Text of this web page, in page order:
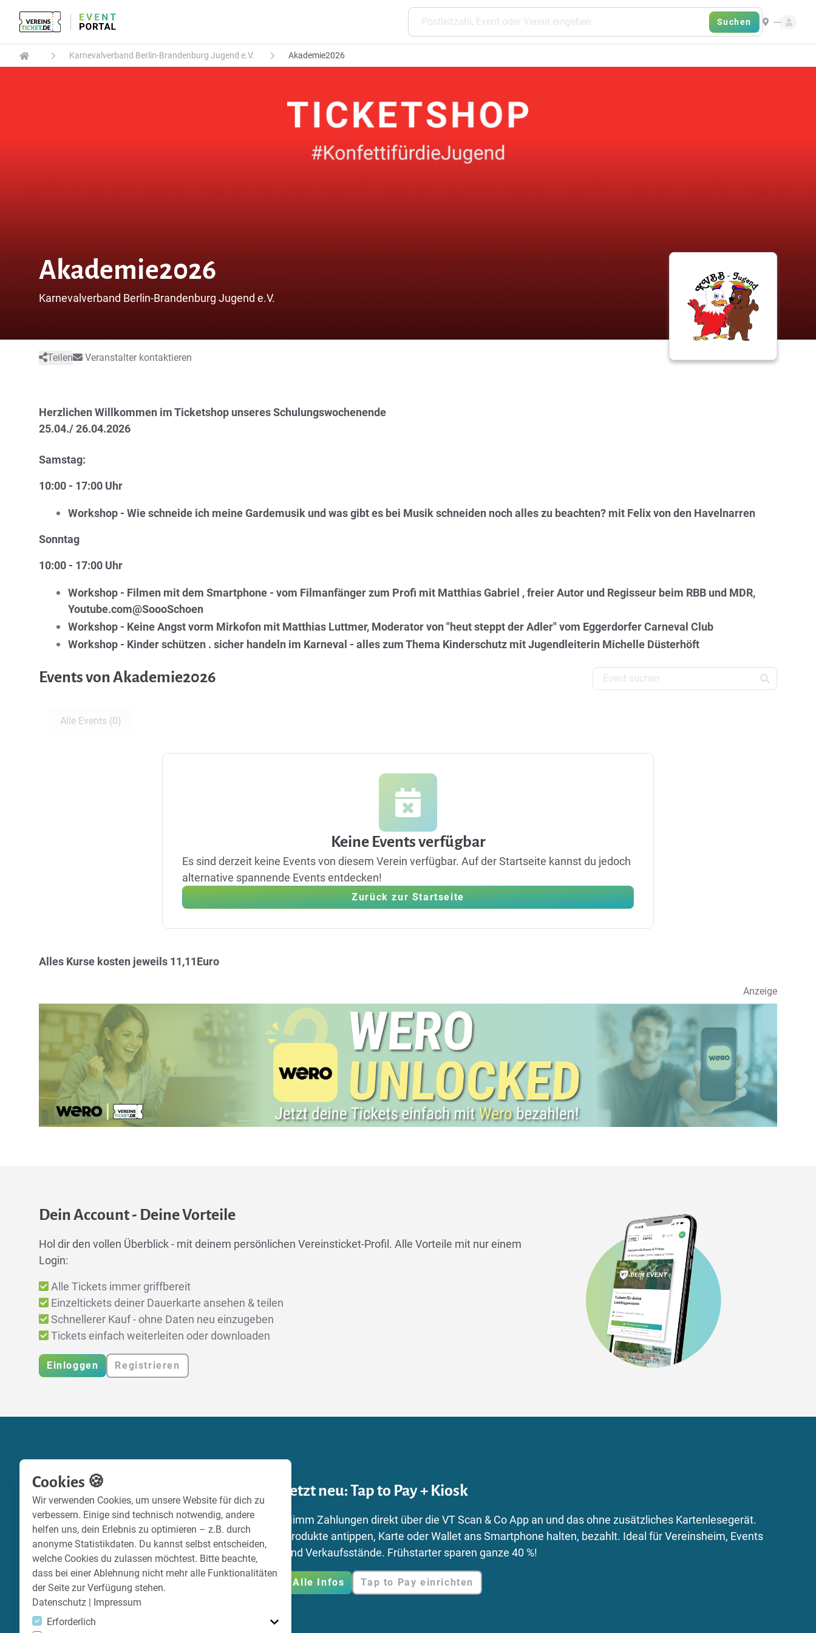
Suchen ---
Karnevalverband Berlin-Brandenburg Jugend e.V. Akademie2026
Akademie2026
Karnevalverband Berlin-Brandenburg Jugend e.V.
Teilen Veranstalter kontaktieren
Herzlichen Willkommen im Ticketshop unseres Schulungswochenende
25.04./ 26.04.2026
Samstag:
10:00 - 17:00 Uhr
Workshop - Wie schneide ich meine Gardemusik und was gibt es bei Musik schneiden noch alles zu beachten? mit Felix von den Havelnarren
Sonntag
10:00 - 17:00 Uhr
Workshop - Filmen mit dem Smartphone - vom Filmanfänger zum Profi mit Matthias Gabriel , freier Autor und Regisseur beim RBB und MDR,
Youtube.com@SoooSchoen
Workshop - Keine Angst vorm Mirkofon mit Matthias Luttmer, Moderator von "heut steppt der Adler" vom Eggerdorfer Carneval Club
Workshop - Kinder schützen . sicher handeln im Karneval - alles zum Thema Kinderschutz mit Jugendleiterin Michelle Düsterhöft
Events von Akademie2026
Alle Events (0)
Keine Events verfügbar
Es sind derzeit keine Events von diesem Verein verfügbar. Auf der Startseite kannst du jedoch
alternative spannende Events entdecken!
Zurück zur Startseite
Alles Kurse kosten jeweils 11,11Euro
Anzeige
Dein Account - Deine Vorteile
Hol dir den vollen Überblick - mit deinem persönlichen Vereinsticket-Profil. Alle Vorteile mit nur einem
Login:
Alle Tickets immer griffbereit
Einzeltickets deiner Dauerkarte ansehen & teilen
Schnellerer Kauf - ohne Daten neu einzugeben
Tickets einfach weiterleiten oder downloaden
Einloggen Registrieren
Jetzt neu: Tap to Pay + Kiosk
Nimm Zahlungen direkt über die VT Scan & Co App an und das ohne zusätzliches Kartenlesegerät.
Produkte antippen, Karte oder Wallet ans Smartphone halten, bezahlt. Ideal für Vereinsheim, Events
und Verkaufsstände. Frühstarter sparen ganze 40 %!
Alle Infos Tap to Pay einrichten
Cookies 🍪
Wir verwenden Cookies, um unsere Website für dich zu
verbessern. Einige sind technisch notwendig, andere
helfen uns, dein Erlebnis zu optimieren – z.B. durch
anonyme Statistikdaten. Du kannst selbst entscheiden,
welche Cookies du zulassen möchtest. Bitte beachte,
dass bei einer Ablehnung nicht mehr alle Funktionalitäten
der Seite zur Verfügung stehen.
Datenschutz | Impressum
Erforderlich